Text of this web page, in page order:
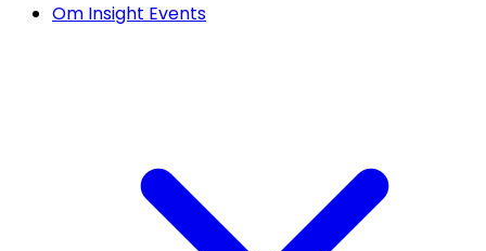
Om Insight Events